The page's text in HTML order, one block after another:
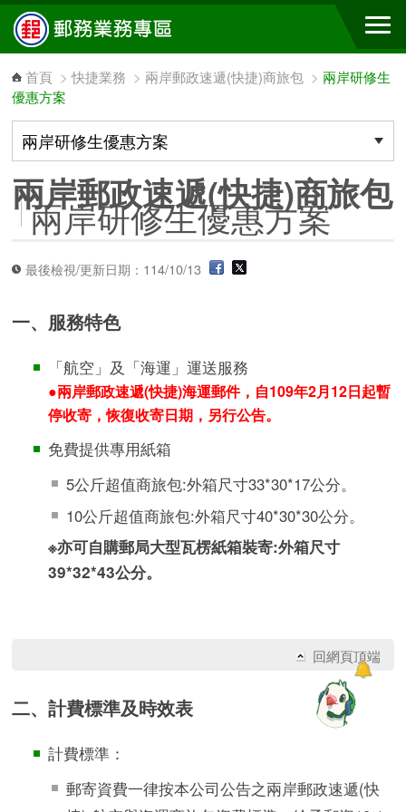
跳到主要內容區塊
首頁 >快捷業務 > 兩岸郵政速遞(快捷)商旅包 > 兩岸研修生
優惠方案
兩岸郵政速遞(快捷)商旅包
兩岸研修生優惠方案
最後檢視/更新日期：114/10/13
一、服務特色
「航空」及「海運」運送服務
●兩岸郵政速遞(快捷)海運郵件，自109年2月12日起暫
停收寄，恢復收寄日期，另行公告。
免費提供專用紙箱
5公斤超值商旅包:外箱尺寸33*30*17公分。
10公斤超值商旅包:外箱尺寸40*30*30公分。
※亦可自購郵局大型瓦楞紙箱裝寄:外箱尺寸
39*32*43公分。
回網頁頂端
二、計費標準及時效表
計費標準：
郵寄資費一律按本公司公告之兩岸郵政速遞(快